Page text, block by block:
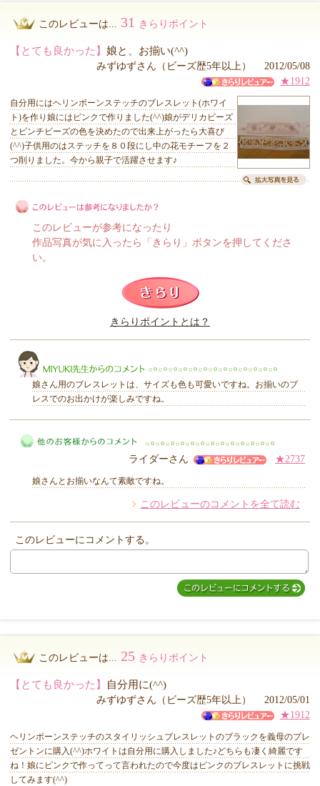
このレビューは... 31 きらりポイント
【とても良かった】 娘と、お揃い(^^)
みずゆずさん（ビーズ歴5年以上） 2012/05/08
★1912
自分用にはヘリンボーンステッチのブレスレット(ホワイ
ト)を作り娘にはピンクで作りました(^^)娘がデリカビーズ
とピンチビーズの色を決めたので出来上がったら大喜び
(^^)子供用のはステッチを８０段にし中の花モチーフを２
つ削りました。今から親子で活躍させます♪
このレビューは参考になりましたか？
このレビューが参考になったり
作品写真が気に入ったら「きらり」ボタンを押してくださ
い。
きらりポイントとは？
MIYUKI先生からのコメント
娘さん用のブレスレットは、サイズも色も可愛いですね。お揃いのブ
レスでのお出かけが楽しみですね。
他のお客様からのコメント
ライダーさん ★2737
娘さんとお揃いなんて素敵ですね。
このレビューのコメントを全て読む
このレビューにコメントする。
このレビューは... 25 きらりポイント
【とても良かった】 自分用に(^^)
みずゆずさん（ビーズ歴5年以上） 2012/05/01
★1912
ヘリンボーンステッチのスタイリッシュブレスレットのブラックを義母のプレ
ゼントンに購入(^^)ホワイトは自分用に購入しました♪どちらも凄く綺麗です
ね！娘にピンクで作ってって言われたので今度はピンクのブレスレットに挑戦
してみます(^^)